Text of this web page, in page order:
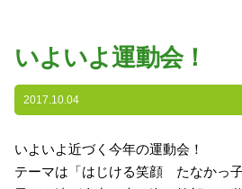
・園の特色
・園の一日
・自慢の給食
・アクセス
いよいよ運動会！
2017.10.04
いよいよ近づく今年の運動会！
テーマは「はじける笑顔 たなかっ子